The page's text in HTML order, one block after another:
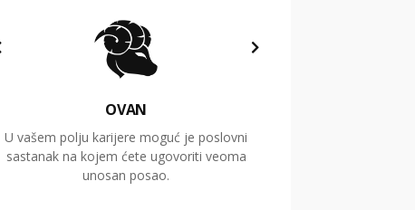
OVAN
U vašem polju karijere moguć je poslovni
sastanak na kojem ćete ugovoriti veoma
unosan posao.